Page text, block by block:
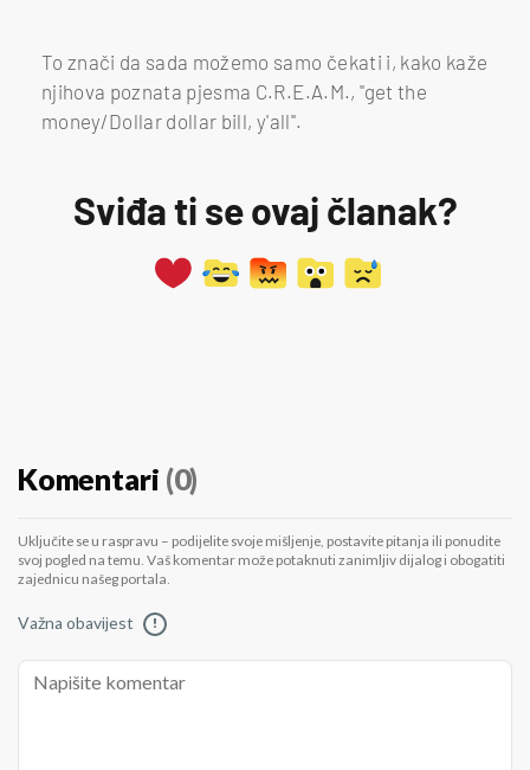
To znači da sada možemo samo čekati i, kako kaže
njihova poznata pjesma C.R.E.A.M., ''get the
money/Dollar dollar bill, y'all''.
Sviđa ti se ovaj članak?
Komentari (0)
Uključite se u raspravu – podijelite svoje mišljenje, postavite pitanja ili ponudite
svoj pogled na temu. Vaš komentar može potaknuti zanimljiv dijalog i obogatiti
zajednicu našeg portala.
Važna obavijest !